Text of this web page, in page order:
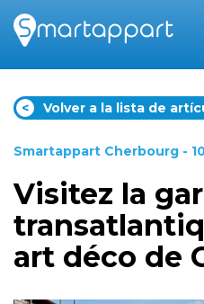
< Volver a la lista de
Smartappart Cherbourg -
Visitez la
art déco de